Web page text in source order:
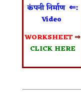
कंपनी निर्माण ⇐:
Video
WORKSHEET⇒
CLICK HERE